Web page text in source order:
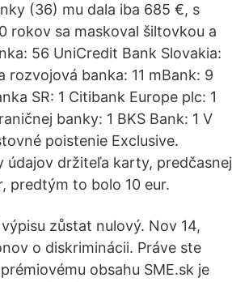
(36) mu dala iba 685 €, s
rokov sa maskoval šiltovkou a
56 UniCredit Bank Slovakia:
rozvojová banka: 11 mBank: 9
SR: 1 Citibank Europe plc: 1
banky: 1 BKS Bank: 1 V
poistenie Exclusive.
držiteľa karty, predčasnej
predtým to bolo 10 eur.
zůstat nulový. Nov 14,
o diskriminácii. Práve ste
obsahu SME.sk je